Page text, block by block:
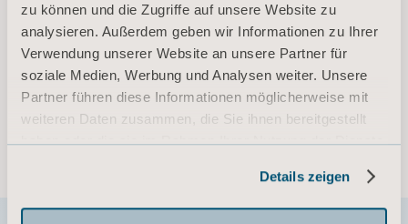
zu können und die Zugriffe auf unsere Website zu
analysieren. Außerdem geben wir Informationen zu Ihrer
Verwendung unserer Website an unsere Partner für
soziale Medien, Werbung und Analysen weiter. Unsere
Partner führen diese Informationen möglicherweise mit
weiteren Daten zusammen, die Sie ihnen bereitgestellt
haben oder die sie im Rahmen Ihrer Nutzung der Dienste
Details zeigen
Nutzungsbedingungen
Datenschutzerklärung
Rechtlicher Hinweis
Informationen zu Cookies